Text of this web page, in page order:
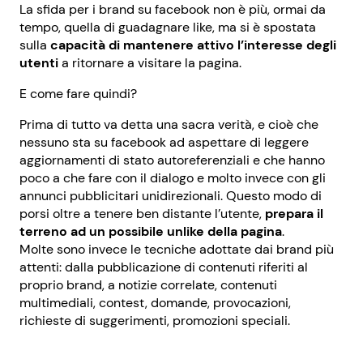
La sfida per i brand su facebook non è più, ormai da
tempo, quella di guadagnare like, ma si è spostata
sulla capacità di mantenere attivo l’interesse degli
utentia ritornare a visitare la pagina.
E come fare quindi?
Prima di tutto va detta una sacra verità, e cioè che
nessuno sta su facebook ad aspettare di leggere
aggiornamenti di stato autoreferenziali e che hanno
poco a che fare con il dialogo e molto invece con gli
annunci pubblicitari unidirezionali. Questo modo di
porsi oltre a tenere ben distante l’utente, prepara il
terreno ad un possibile unlike della pagina.
Molte sono invece le tecniche adottate dai brand più
attenti: dalla pubblicazione di contenuti riferiti al
proprio brand, a notizie correlate, contenuti
multimediali, contest, domande, provocazioni,
richieste di suggerimenti, promozioni speciali.